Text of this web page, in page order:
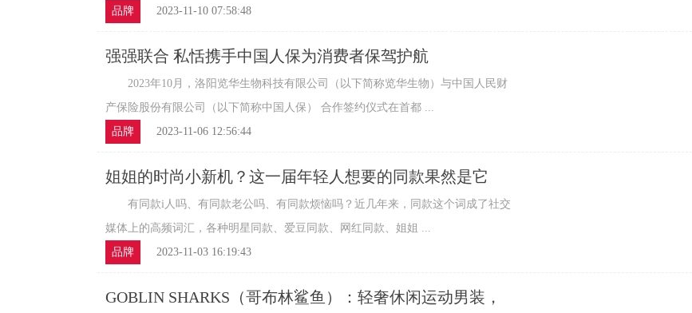
品牌
2023-11-10 07:58:48
强强联合 私恬携手中国人保为消费者保驾护航
2023年10月，洛阳览华生物科技有限公司（以下简称览华生物）与中国人民财
产保险股份有限公司（以下简称中国人保） 合作签约仪式在首都 ...
品牌
2023-11-06 12:56:44
姐姐的时尚小新机？这一届年轻人想要的同款果然是它
有同款i人吗、有同款老公吗、有同款烦恼吗？近几年来，同款这个词成了社交
媒体上的高频词汇，各种明星同款、爱豆同款、网红同款、姐姐 ...
品牌
2023-11-03 16:19:43
GOBLIN SHARKS（哥布林鲨鱼）：轻奢休闲运动男装，